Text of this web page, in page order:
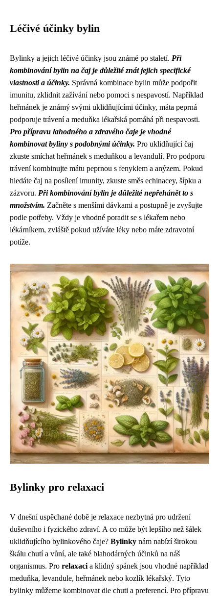
Léčivé účinky bylin
Bylinky a jejich léčivé účinky jsou známé po staletí. Při
kombinování bylin na čaj je důležité znát jejich specifické
vlastnosti a účinky. Správná kombinace bylin může podpořit
imunitu, zklidnit zažívání nebo pomoci s nespavostí. Například
heřmánek je známý svými uklidňujícími účinky, máta peprná
podporuje trávení a meduňka lékařská pomáhá při nespavosti.
Pro přípravu lahodného a zdravého čaje je vhodné
kombinovat byliny s podobnými účinky. Pro uklidňující čaj
zkuste smíchat heřmánek s meduňkou a levandulí. Pro podporu
trávení kombinujte mátu peprnou s fenyklem a anýzem. Pokud
hledáte čaj na posílení imunity, zkuste směs echinacey, šípku a
zázvoru. Při kombinování bylin je důležité nepřehánět to s
množstvím. Začněte s menšími dávkami a postupně je zvyšujte
podle potřeby. Vždy je vhodné poradit se s lékařem nebo
lékárníkem, zvláště pokud užíváte léky nebo máte zdravotní
potíže.
Bylinky pro relaxaci
V dnešní uspěchané době je relaxace nezbytná pro udržení
duševního i fyzického zdraví. A co může být lepšího než šálek
uklidňujícího bylinkového čaje? Bylinky nám nabízí širokou
škálu chutí a vůní, ale také blahodárných účinků na náš
organismus. Pro relaxaci a klidný spánek jsou vhodné například
meduňka, levandule, heřmánek nebo kozlík lékařský. Tyto
bylinky můžeme kombinovat dle chuti a preferencí. Pro přípravu